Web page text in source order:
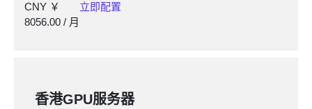
CNY ￥
8056.00 / 月
立即配置
香港GPU服务器